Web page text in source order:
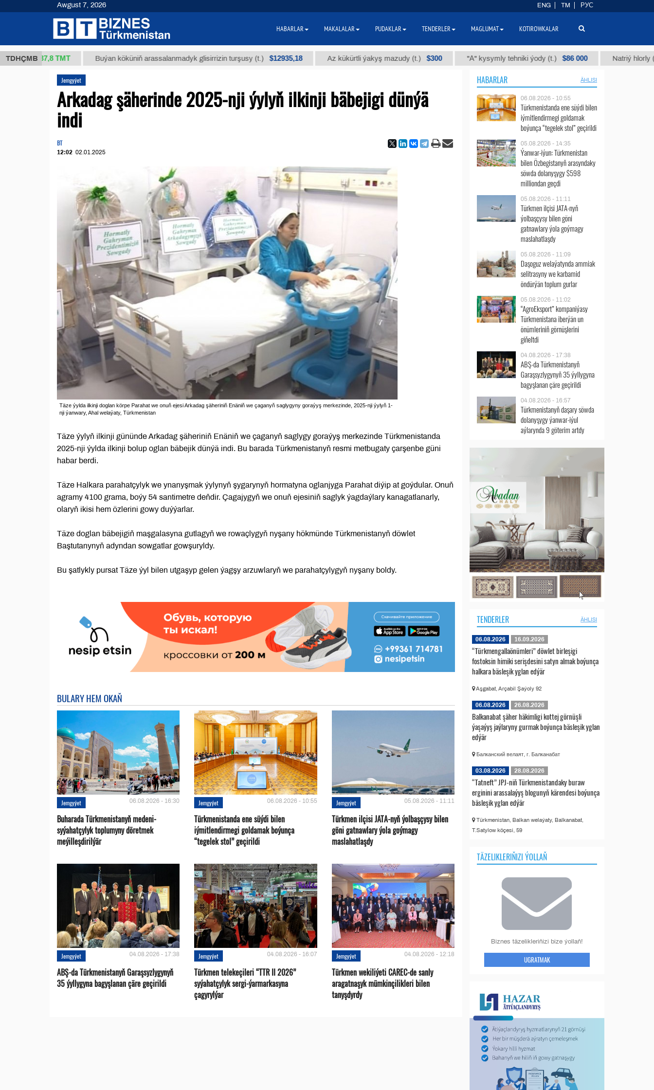
TDHÇMB
37,8 ТМТ Buýan köküniň arassalanmadyk glisirrizin turşusy (t.) $12935,18 Az kükürtli ýakyş mazudy (t.) $300 "А" kysymly tehniki ýody (t.) $86 000 Natriý hlorly (nahar
Jemgyýet
Arkadag şäherinde 2025-nji ýylyň ilkinji bäbejigi dünýä
indi
BT
12:02 02.01.2025
Täze ýylda ilkinji doglan körpe Parahat we onuň ejesi Arkadag şäheriniň Enäniň we çaganyň saglygyny goraýyş merkezinde, 2025-nji ýylyň 1-
nji ýanwary, Ahal welaýaty, Türkmenistan
Täze ýylyň ilkinji gününde Arkadag şäheriniň Enäniň we çaganyň saglygy goraýyş merkezinde Türkmenistanda
2025-nji ýylda ilkinji bolup oglan bäbejik dünýä indi. Bu barada Türkmenistanyň resmi metbugaty çarşenbe güni
habar berdi.
Täze Halkara parahatçylyk we ynanyşmak ýylynyň şygarynyň hormatyna oglanjyga Parahat diýip at goýdular. Onuň
agramy 4100 grama, boýy 54 santimetre deňdir. Çagajygyň we onuň ejesiniň saglyk ýagdaýlary kanagatlanarly,
olaryň ikisi hem özlerini gowy duýýarlar.
Täze doglan bäbejigiň maşgalasyna gutlagyň we rowaçlygyň nyşany hökmünde Türkmenistanyň döwlet
Baştutanynyň adyndan sowgatlar gowşuryldy.
Bu şatlykly pursat Täze ýyl bilen utgaşyp gelen ýagşy arzuwlaryň we parahatçylygyň nyşany boldy.
BULARY HEM OKAŇ
Jemgyýet 06.08.2026 - 16:30
Buharada Türkmenistanyň medeni-
syýahatçylyk toplumyny döretmek
meýilleşdirilýär
Jemgyýet 06.08.2026 - 10:55
Türkmenistanda ene süýdi bilen
iýmitlendirmegi goldamak boýunça
“tegelek stol” geçirildi
Jemgyýet 05.08.2026 - 11:11
Türkmen ilçisi JATA-nyň ýolbaşçysy bilen
göni gatnawlary ýola goýmagy
maslahatlaşdy
Jemgyýet 04.08.2026 - 17:38
ABŞ-da Türkmenistanyň Garaşsyzlygynyň
35 ýyllygyna bagyşlanan çäre geçirildi
Jemgyýet 04.08.2026 - 16:07
Türkmen telekeçileri “TTR II 2026”
syýahatçylyk sergi-ýarmarkasyna
çagyrylýar
Jemgyýet 04.08.2026 - 12:18
Türkmen wekiliýeti CAREC-de sanly
aragatnaşyk mümkinçilikleri bilen
tanyşdyrdy
HABARLAR ÄHLISI
06.08.2026 - 10:55
Türkmenistanda ene süýdi bilen
iýmitlendirmegi goldamak
boýunça “tegelek stol” geçirildi
05.08.2026 - 14:35
Ýanwar-iýun: Türkmenistan
bilen Özbegistanyň arasyndaky
söwda dolanyşygy $598
milliondan geçdi
05.08.2026 - 11:11
Türkmen ilçisi JATA-nyň
ýolbaşçysy bilen göni
gatnawlary ýola goýmagy
maslahatlaşdy
05.08.2026 - 11:09
Daşoguz welaýatynda ammiak
selitrasyny we karbamid
öndürýän toplum gurlar
05.08.2026 - 11:02
“AgroEksport” kompaniýasy
Türkmenistana iberýän un
önümleriniň görnüşlerini
giňeltdi
04.08.2026 - 17:38
ABŞ-da Türkmenistanyň
Garaşsyzlygynyň 35 ýyllygyna
bagyşlanan çäre geçirildi
04.08.2026 - 16:57
Türkmenistanyň daşary söwda
dolanyşygy ýanwar-iýul
aýlarynda 9 göterim artdy
TENDERLER ÄHLISI
06.08.2026 16.09.2026
“Türkmengallaönümleri” döwlet birleşigi
fostoksin himiki serişdesini satyn almak boýunça
halkara bäsleşik yglan edýär
Aşgabat, Arçabil Şaýoly 92
06.08.2026 26.08.2026
Balkanabat şäher häkimligi kottej görnüşli
ýaşaýyş jaýlaryny gurmak boýunça bäsleşik yglan
edýär
Балканский велаят, г. Балканабат
03.08.2026 28.08.2026
“Tatneft” JPJ-niň Türkmenistandaky buraw
erginini arassalaýyş blogunyň kärendesi boýunça
bäsleşik yglan edýär
Türkmenistan, Balkan welaýaty, Balkanabat,
T.Satylow köçesi, 59
TÄZELIKLERIŇIZI ÝOLLAŇ
Biznes täzelikleriňizi bize ýollaň!
UGRATMAK
Awgust 7, 2026 ENG TM РУС
HABARLAR MAKALALAR PUDAKLAR TENDERLER MAGLUMAT KOTIROWKALAR